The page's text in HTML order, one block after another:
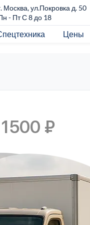
Москва, ул.Покровка д. 50
- Пт С 8 до 18
Цены
₽